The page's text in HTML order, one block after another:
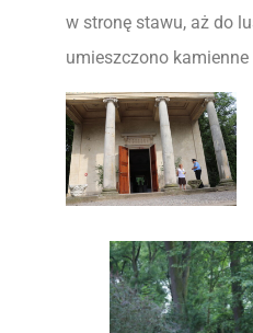
w stronę stawu, aż do
umieszczono